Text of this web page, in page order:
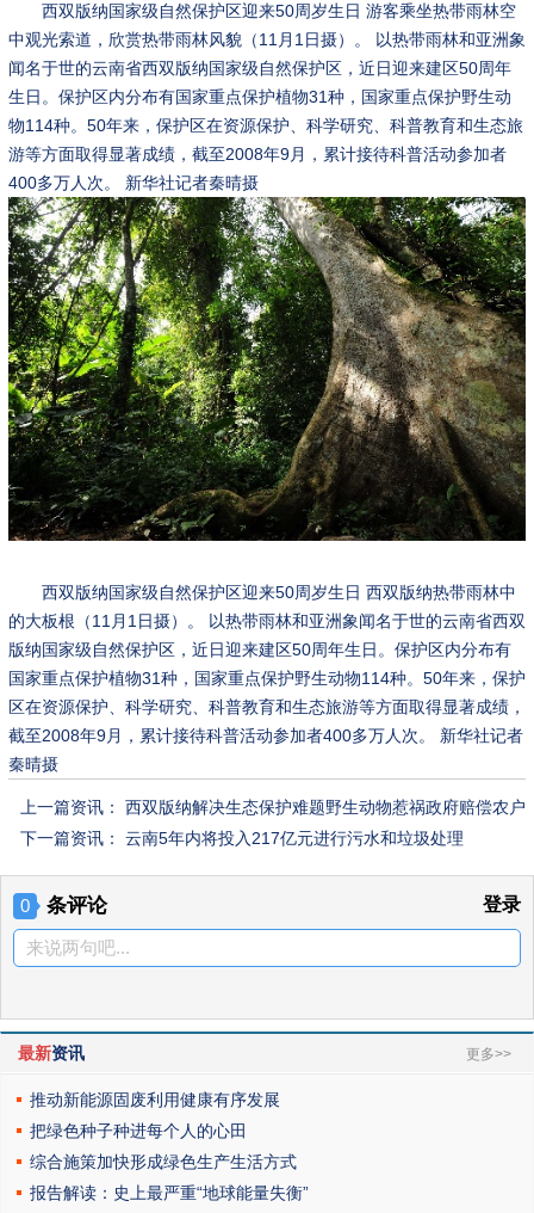
西双版纳国家级自然保护区迎来50周岁生日 游客乘坐热带雨林空
中观光索道，欣赏热带雨林风貌（11月1日摄）。 以热带雨林和亚洲象
闻名于世的云南省西双版纳国家级自然保护区，近日迎来建区50周年
生日。保护区内分布有国家重点保护植物31种，国家重点保护野生动
物114种。50年来，保护区在资源保护、科学研究、科普教育和生态旅
游等方面取得显著成绩，截至2008年9月，累计接待科普活动参加者
400多万人次。 新华社记者秦晴摄
西双版纳国家级自然保护区迎来50周岁生日 西双版纳热带雨林中
的大板根（11月1日摄）。 以热带雨林和亚洲象闻名于世的云南省西双
版纳国家级自然保护区，近日迎来建区50周年生日。保护区内分布有
国家重点保护植物31种，国家重点保护野生动物114种。50年来，保护
区在资源保护、科学研究、科普教育和生态旅游等方面取得显著成绩，
截至2008年9月，累计接待科普活动参加者400多万人次。 新华社记者
秦晴摄
上一篇资讯： 西双版纳解决生态保护难题野生动物惹祸政府赔偿农户
下一篇资讯： 云南5年内将投入217亿元进行污水和垃圾处理
0 条评论 登录
来说两句吧...
最新资讯 更多>>
推动新能源固废利用健康有序发展
把绿色种子种进每个人的心田
综合施策加快形成绿色生产生活方式
报告解读：史上最严重“地球能量失衡”